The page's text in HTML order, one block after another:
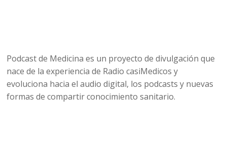
Podcast de Medicina es un proyecto de divulgación que
nace de la experiencia de Radio casiMedicos y
evoluciona hacia el audio digital, los podcasts y nuevas
formas de compartir conocimiento sanitario.